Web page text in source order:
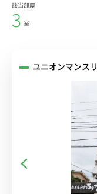
該当部屋
3 室
ユニオンマンス